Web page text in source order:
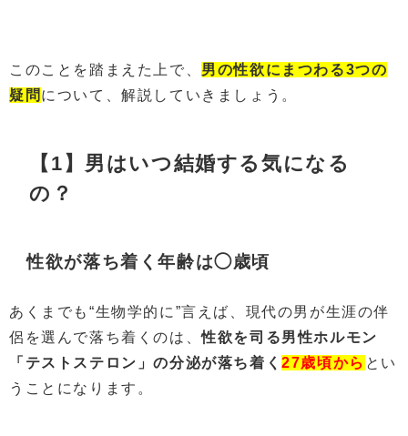
このことを踏まえた上で、 男の性欲にまつわる3つの
疑問 について、解説していきましょう。
【1】男はいつ結婚する気になる
の？
性欲が落ち着く年齢は◯歳頃
あくまでも“生物学的に”言えば、現代の男が生涯の伴
侶を選んで落ち着くのは、性欲を司る男性ホルモン
「テストステロン」の分泌が落ち着く27歳頃から とい
うことになります。